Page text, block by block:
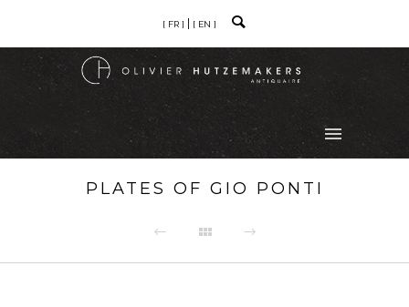
[ FR ] [ EN ]
PLATES OF GIO PONTI